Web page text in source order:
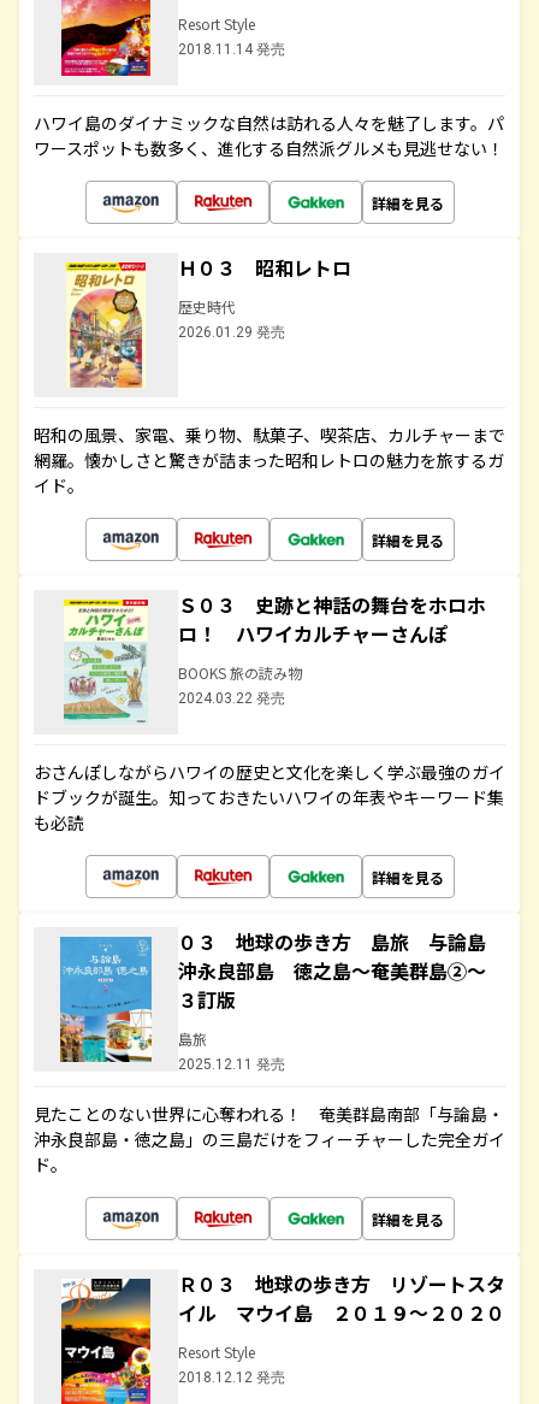
Resort Style
2018.11.14 発売
ハワイ島のダイナミックな自然は訪れる人々を魅了します。パ
ワースポットも数多く、進化する自然派グルメも見逃せない！
詳細を見る
Ｈ０３ 昭和レトロ
歴史時代
2026.01.29 発売
昭和の風景、家電、乗り物、駄菓子、喫茶店、カルチャーまで
網羅。懐かしさと驚きが詰まった昭和レトロの魅力を旅するガ
イド。
詳細を見る
Ｓ０３ 史跡と神話の舞台をホロホ
ロ！ ハワイカルチャーさんぽ
BOOKS 旅の読み物
2024.03.22 発売
おさんぽしながらハワイの歴史と文化を楽しく学ぶ最強のガイ
ドブックが誕生。知っておきたいハワイの年表やキーワード集
も必読
詳細を見る
０３ 地球の歩き方 島旅 与論島
沖永良部島 徳之島～奄美群島②～
３訂版
島旅
2025.12.11 発売
見たことのない世界に心奪われる！ 奄美群島南部「与論島・
沖永良部島・徳之島」の三島だけをフィーチャーした完全ガイ
ド。
詳細を見る
Ｒ０３ 地球の歩き方 リゾートスタ
イル マウイ島 ２０１９～２０２０
Resort Style
2018.12.12 発売